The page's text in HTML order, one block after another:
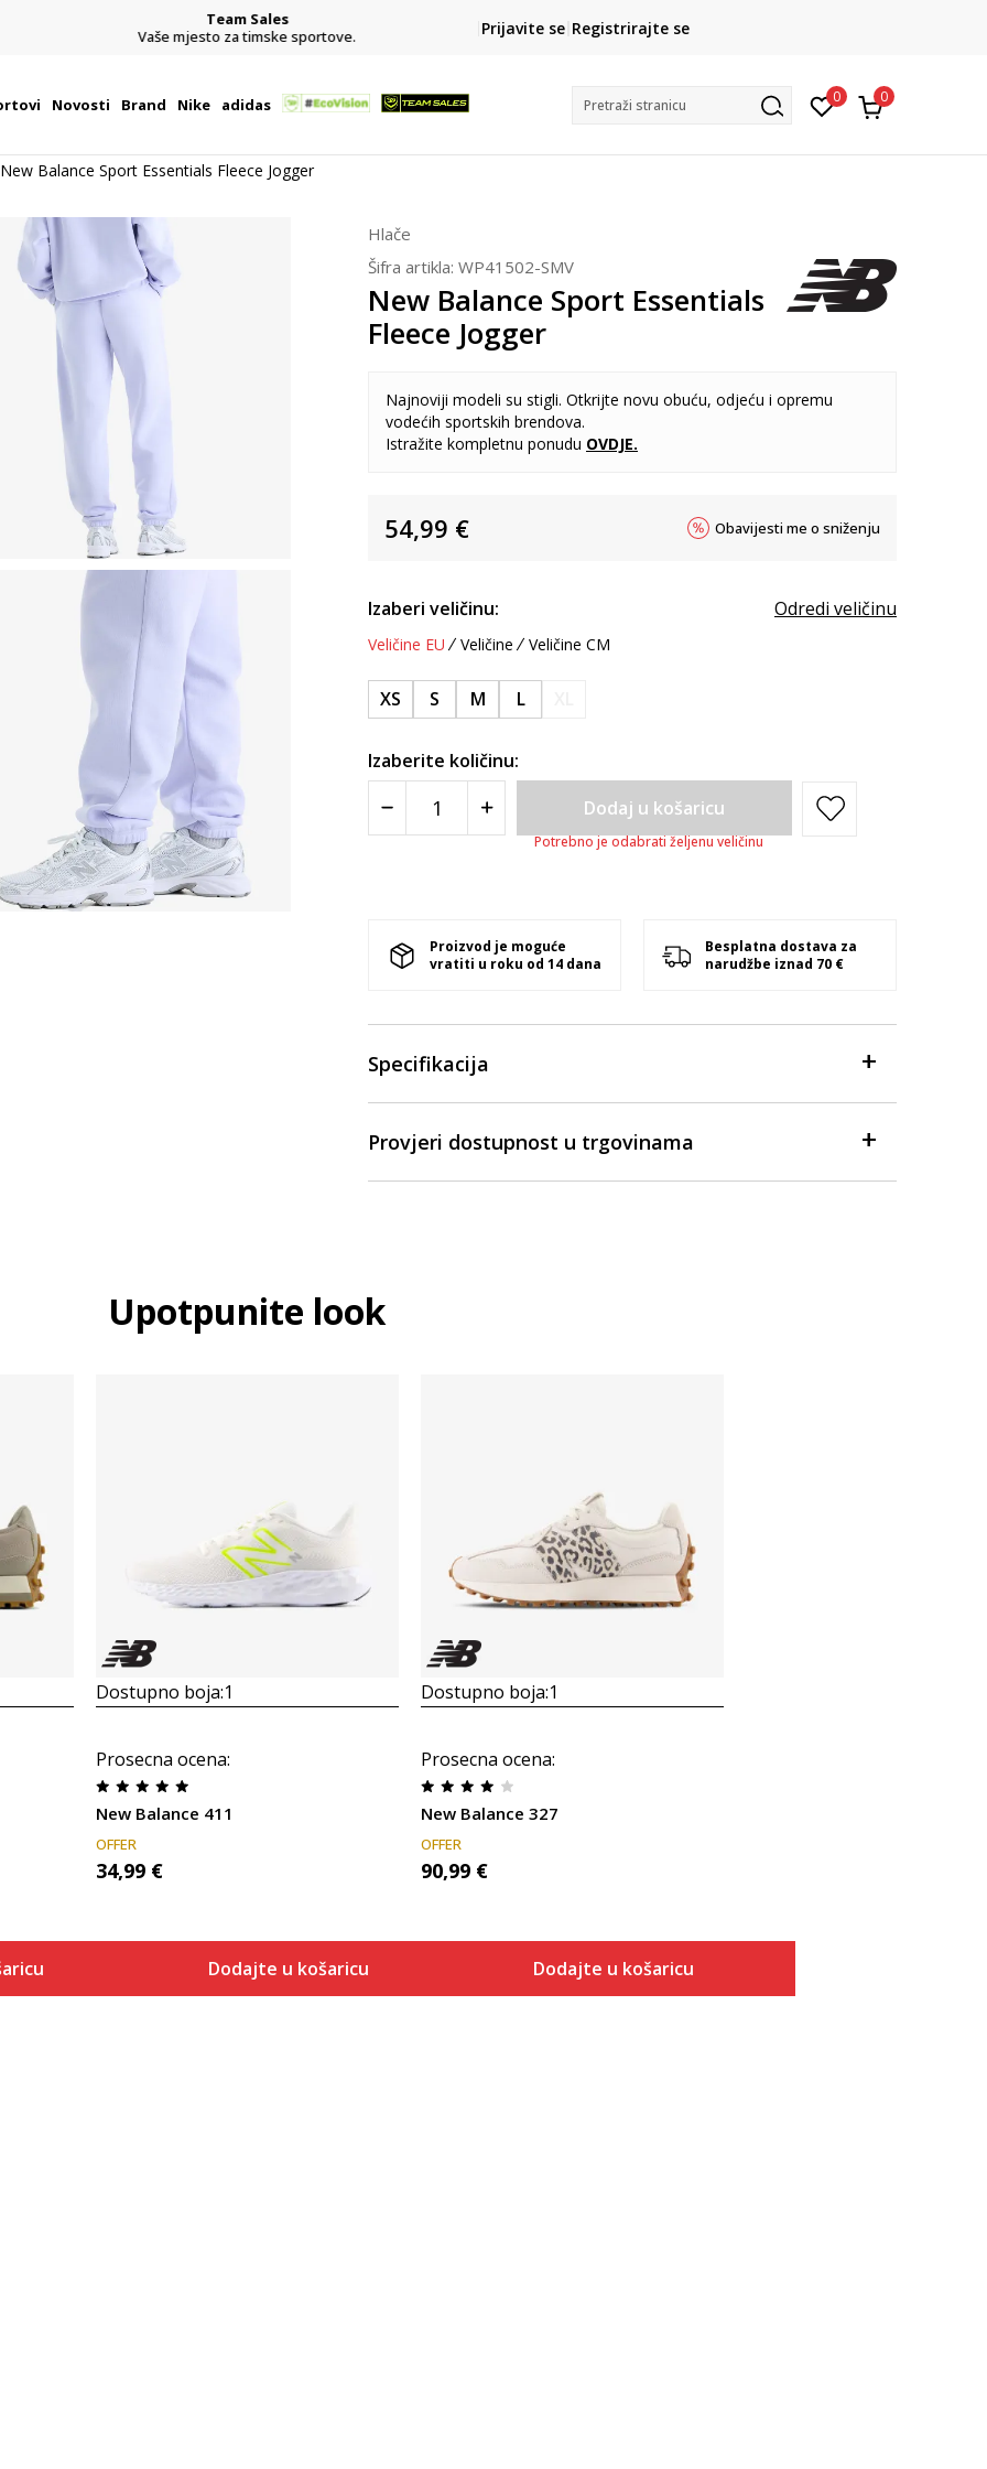
Team Sales
Vaše mjesto za timske sportove.
CLICK& COLLECT
besplatno preuzimanje u trgovini
Prijavite se Registrirajte se
Novosti Brand Nike adidas Pretraži stranicu 0 0
New Balance Sport Essentials Fleece Jogger
Hlače
Šifra artikla: WP41502-SMV
New Balance Sport Essentials
Fleece Jogger
Najnoviji modeli su stigli. Otkrijte novu obuću, odjeću i opremu
vodećih sportskih brendova.
Istražite kompletnu ponudu OVDJE.
54,99 € Obavijesti me o sniženju
Izaberi veličinu: Odredi veličinu
Veličine EU Veličine Veličine CM
XS S M L
Izaberite količinu:
Dodaj u košaricu
Potrebno je odabrati željenu veličinu
Proizvod je moguće
vratiti u roku od 14 dana
Besplatna dostava za
narudžbe iznad 70 €
Specifikacija
Provjeri dostupnost u trgovinama
Upotpunite look
Dostupno boja:1
Prosecna ocena:
New Balance 411
OFFER
34,99 €
Dodajte u košaricu
Dostupno boja:1
Prosecna ocena:
New Balance 327
OFFER
90,99 €
Dodajte u košaricu